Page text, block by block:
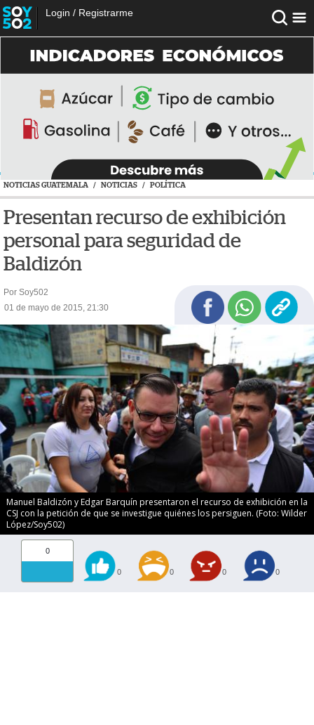
Login / Registrarme
NOTICIAS GUATEMALA / NOTICIAS / POLÍTICA
Presentan recurso de exhibición
personal para seguridad de
Baldizón
Por Soy502
01 de mayo de 2015, 21:30
Manuel Baldizón y Edgar Barquín presentaron el recurso de exhibición en la
CSJ con la petición de que se investigue quiénes los persiguen. (Foto: Wilder
López/Soy502)
0
0 0 0 0